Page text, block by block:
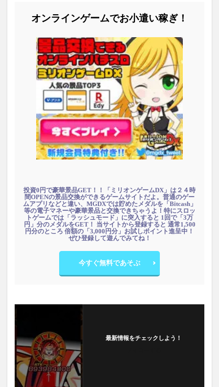
オンラインゲームでお小遣い稼ぎ！
投資0円で豪華景品GET！！「ミリオンゲームDX」は２４時
間OPENの景品交換ができるゲームサイトだよ。普通のゲー
ムアプリなどと違い、MGDXでは貯めたメダルを「Bitcash」
等の電子マネーや豪華景品と交換できちゃうよ！特にスロッ
トゲームでは「ラッシュモード」に突入すると 1回で「3万
円」分のメダルをGET！ 当サイトから登録すると 通常1,500
円分のところ 倍額の「3,000円分」お試しポイント進呈中！
ぜひ登録して遊んでみてね！
今すぐ無料であそぶ
最新情報をチェックしよう！